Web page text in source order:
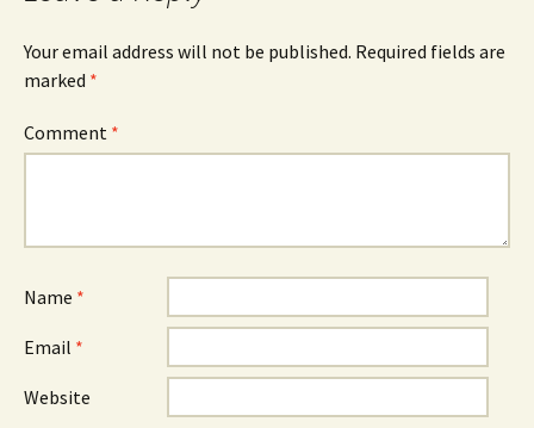
Your email address will not be published. Required fields are
marked *
Comment *
Name *
Email *
Website